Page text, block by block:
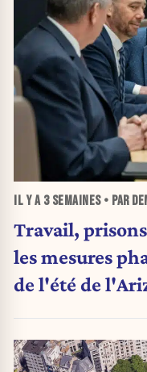
IL Y A 3 SEMAINES• PAR
Travail,
les mesures
de l'été de